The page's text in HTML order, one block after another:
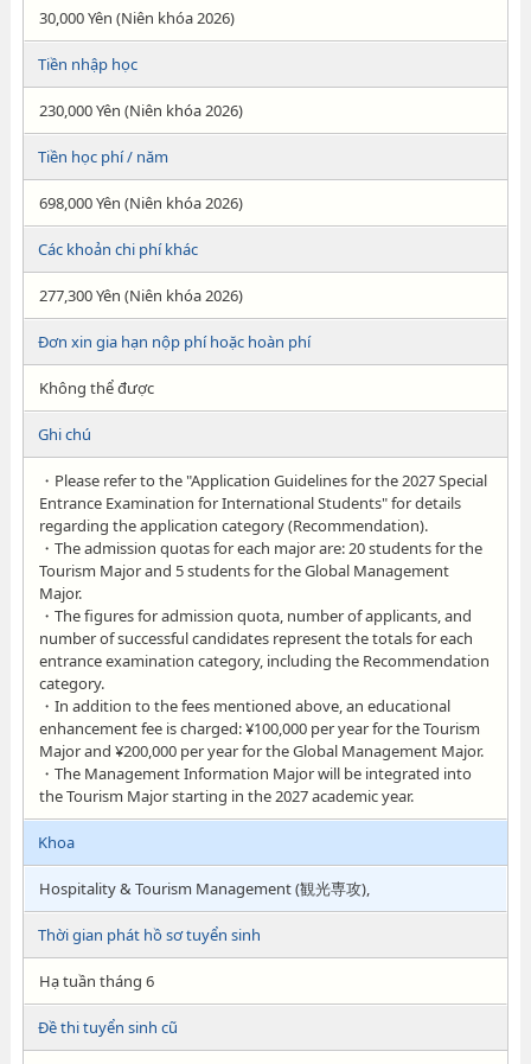
30,000 Yên (Niên khóa 2026)
Tiền nhập học
230,000 Yên (Niên khóa 2026)
Tiền học phí / năm
698,000 Yên (Niên khóa 2026)
Các khoản chi phí khác
277,300 Yên (Niên khóa 2026)
Đơn xin gia hạn nộp phí hoặc hoàn phí
Không thể được
Ghi chú
・Please refer to the "Application Guidelines for the 2027 Special
Entrance Examination for International Students" for details
regarding the application category (Recommendation).
・The admission quotas for each major are: 20 students for the
Tourism Major and 5 students for the Global Management
Major.
・The figures for admission quota, number of applicants, and
number of successful candidates represent the totals for each
entrance examination category, including the Recommendation
category.
・In addition to the fees mentioned above, an educational
enhancement fee is charged: ¥100,000 per year for the Tourism
Major and ¥200,000 per year for the Global Management Major.
・The Management Information Major will be integrated into
the Tourism Major starting in the 2027 academic year.
Khoa
Hospitality & Tourism Management (観光専攻),
Thời gian phát hồ sơ tuyển sinh
Hạ tuần tháng 6
Đề thi tuyển sinh cũ